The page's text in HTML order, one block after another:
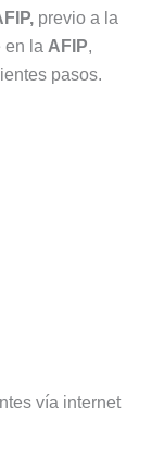
previo a la
en la AFIP,
pasos.
vía internet